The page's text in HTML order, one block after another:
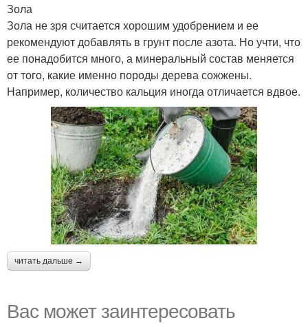
Зола
Зола не зря считается хорошим удобрением и ее
рекомендуют добавлять в грунт после азота. Но учти, что
ее понадобится много, а минеральный состав меняется
от того, какие именно породы дерева сожжены.
Например, количество кальция иногда отличается вдвое.
читать дальше →
Вас может заинтересовать